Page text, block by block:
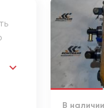
В наличии